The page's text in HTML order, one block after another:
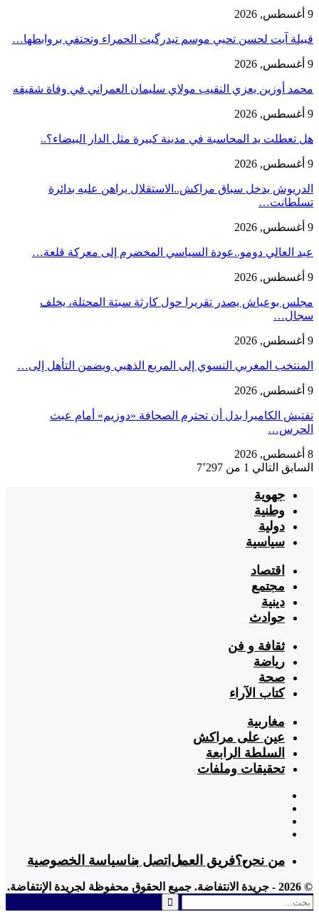
9 أغسطس, 2026
قبيلة آيت لحسن تحيي موسم تيدرگيت الحمراء وتحتفي بروابطها…
9 أغسطس, 2026
محمد أوزين يعزي النقيب مولاي سليمان العمراني في وفاة شقيقه
9 أغسطس, 2026
هل تعطلت يد المحاسبة في مدينة كبيرة مثل الدار البيضاء؟..
9 أغسطس, 2026
الدريوش يدخل سباق مراكش..الاستقلال يراهن عليه بدائرة
تسلطانت…
9 أغسطس, 2026
عبد العالي دومو..عودة السياسي المخضرم إلى معركة قلعة…
9 أغسطس, 2026
مجلس بوعياش يصدر تقريرا حول كارثة سبتة المحتلة، يخلف
سجال…
9 أغسطس, 2026
المنتخب المغربي النسوي إلى المربع الذهبي ويضمن التأهل إلى…
9 أغسطس, 2026
تفتيش الكاميرا بدل أن تحترم الصحافة «دوزيم» أمام عبث
الحرس…
8 أغسطس, 2026
السابق التالي 1 من 7٬297
جهوية
وطنية
دولية
سياسية
اقتصاد
مجتمع
دينية
حوادث
ثقافة و فن
رياضة
صحة
كتاب الآراء
مغاربية
عين على مراكش
السلطة الرابعة
تحقيقات وملفات
من نحن؟فريق العمل اتصل بناسياسة الخصوصية
© 2026 - جريدة الانتفاضة. جميع الحقوق محفوظة لجريدة الإنتفاضة.